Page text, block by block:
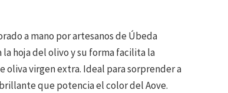
a mano por artesanos de Úbeda
hoja del olivo y su forma facilita la
oliva virgen extra. Ideal para sorprender a
que potencia el color del Aove.